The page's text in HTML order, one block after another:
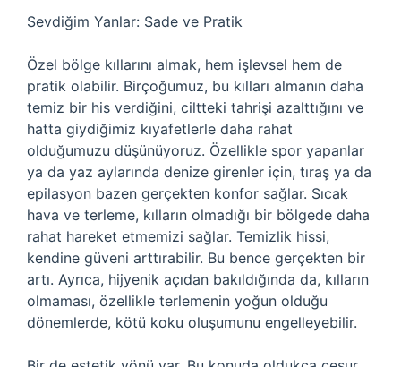
Sevdiğim Yanlar: Sade ve Pratik
Özel bölge kıllarını almak, hem işlevsel hem de
pratik olabilir. Birçoğumuz, bu kılları almanın daha
temiz bir his verdiğini, ciltteki tahrişi azalttığını ve
hatta giydiğimiz kıyafetlerle daha rahat
olduğumuzu düşünüyoruz. Özellikle spor yapanlar
ya da yaz aylarında denize girenler için, tıraş ya da
epilasyon bazen gerçekten konfor sağlar. Sıcak
hava ve terleme, kılların olmadığı bir bölgede daha
rahat hareket etmemizi sağlar. Temizlik hissi,
kendine güveni arttırabilir. Bu bence gerçekten bir
artı. Ayrıca, hijyenik açıdan bakıldığında da, kılların
olmaması, özellikle terlemenin yoğun olduğu
dönemlerde, kötü koku oluşumunu engelleyebilir.